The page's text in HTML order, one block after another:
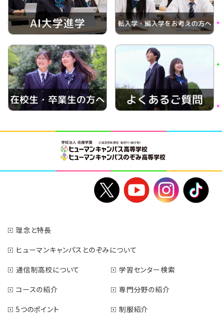
理念と特長
ヒューマンキャンパスとのぞみについて
通信制高校について
学習センター検索
コースの紹介
専門分野の紹介
5つのポイント
制服紹介